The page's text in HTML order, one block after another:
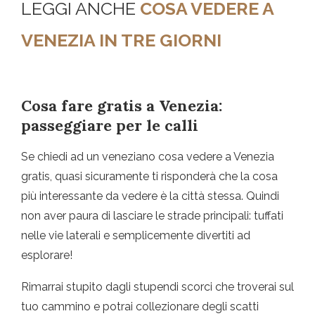
LEGGI ANCHE COSA VEDERE A
VENEZIA IN TRE GIORNI
Cosa fare gratis a Venezia:
passeggiare per le calli
Se chiedi ad un veneziano cosa vedere a Venezia
gratis, quasi sicuramente ti risponderà che la cosa
più interessante da vedere è la città stessa. Quindi
non aver paura di lasciare le strade principali: tuffati
nelle vie laterali e semplicemente divertiti ad
esplorare!
Rimarrai stupito dagli stupendi scorci che troverai sul
tuo cammino e potrai collezionare degli scatti